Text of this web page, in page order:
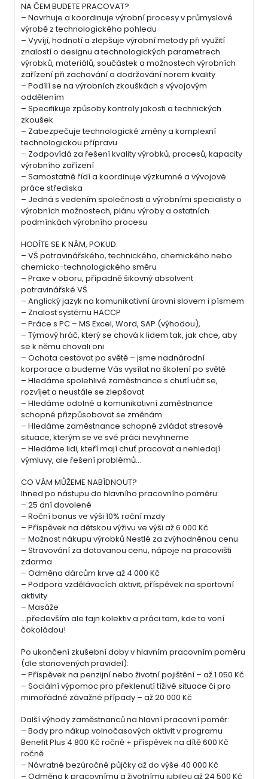
NA ČEM BUDETE PRACOVAT?
– Navrhuje a koordinuje výrobní procesy v průmyslové
výrobě z technologického pohledu
– Vyvíjí, hodnotí a zlepšuje výrobní metody při využití
znalostí o designu a technologických parametrech
výrobků, materiálů, součástek a možnostech výrobních
zařízení při zachování a dodržování norem kvality
– Podílí se na výrobních zkouškách s vývojovým
oddělením
– Specifikuje způsoby kontroly jakosti a technických
zkoušek
– Zabezpečuje technologické změny a komplexní
technologickou přípravu
– Zodpovídá za řešení kvality výrobků, procesů, kapacity
výrobního zařízení
– Samostatně řídí a koordinuje výzkumné a vývojové
práce střediska
– Jedná s vedením společnosti a výrobními specialisty o
výrobních možnostech, plánu výroby a ostatních
podmínkách výrobního procesu
HODÍTE SE K NÁM, POKUD:
– VŠ potravinářského, technického, chemického nebo
chemicko-technologického směru
– Praxe v oboru, případně šikovný absolvent
potravinářské VŠ
– Anglický jazyk na komunikativní úrovni slovem i písmem
– Znalost systému HACCP
– Práce s PC – MS Excel, Word, SAP (výhodou),
– Týmový hráč, který se chová k lidem tak, jak chce, aby
se k němu chovali oni
– Ochota cestovat po světě – jsme nadnárodní
korporace a budeme Vás vysílat na školení po světě
– Hledáme spolehlivé zaměstnance s chutí učit se,
rozvíjet a neustále se zlepšovat
– Hledáme odolné a komunikativní zaměstnance
schopné přizpůsobovat se změnám
– Hledáme zaměstnance schopné zvládat stresové
situace, kterým se ve své práci nevyhneme
– Hledáme lidi, kteří mají chuť pracovat a nehledají
výmluvy, ale řešení problémů…
CO VÁM MŮŽEME NABÍDNOUT?
Ihned po nástupu do hlavního pracovního poměru:
– 25 dní dovolené
– Roční bonus ve výši 10% roční mzdy
– Příspěvek na dětskou výživu ve výši až 6 000 Kč
– Možnost nákupu výrobků Nestlé za zvýhodněnou cenu
– Stravování za dotovanou cenu, nápoje na pracovišti
zdarma
– Odměna dárcům krve až 4 000 Kč
– Podpora vzdělávacích aktivit, příspěvek na sportovní
aktivity
– Masáže
…především ale fajn kolektiv a práci tam, kde to voní
čokoládou!
Po ukončení zkušební doby v hlavním pracovním poměru
(dle stanovených pravidel):
– Příspěvek na penzijní nebo životní pojištění – až 1 050 Kč
– Sociální výpomoc pro překlenutí tíživé situace či pro
mimořádné závažné případy – až 20 000 Kč
Další výhody zaměstnanců na hlavní pracovní poměr:
– Body pro nákup volnočasových aktivit v programu
Benefit Plus 4 800 Kč ročně + příspěvek na dítě 600 Kč
ročně
– Návratné bezúročné půjčky až do výše 40 000 Kč
– Odměna k pracovnímu a životnímu jubileu až 24 500 Kč